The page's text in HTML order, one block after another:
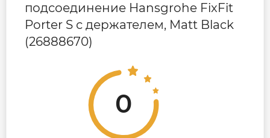
подсоединение Hansgrohe FixFit
Porter S с держателем, Matt Black
(26888670)
0